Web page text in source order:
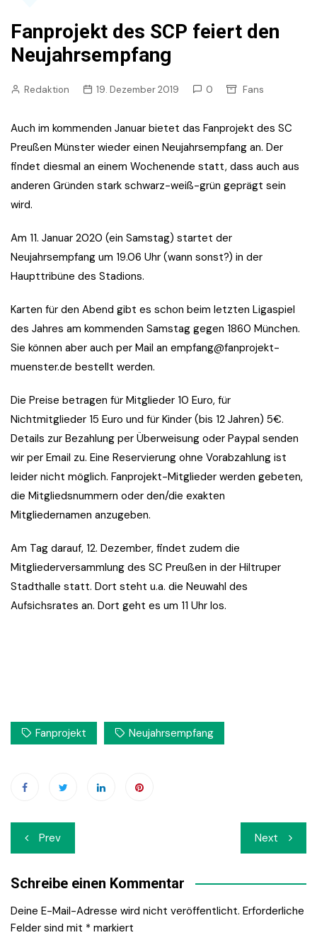
Fanprojekt des SCP feiert den
Neujahrsempfang
Redaktion 19. Dezember 2019 0 Fans
Auch im kommenden Januar bietet das Fanprojekt des SC
Preußen Münster wieder einen Neujahrsempfang an. Der
findet diesmal an einem Wochenende statt, dass auch aus
anderen Gründen stark schwarz-weiß-grün geprägt sein
wird.
Am 11. Januar 2020 (ein Samstag) startet der
Neujahrsempfang um 19.06 Uhr (wann sonst?) in der
Haupttribüne des Stadions.
Karten für den Abend gibt es schon beim letzten Ligaspiel
des Jahres am kommenden Samstag gegen 1860 München.
Sie können aber auch per Mail an empfang@fanprojekt-
muenster.de bestellt werden.
Die Preise betragen für Mitglieder 10 Euro, für
Nichtmitglieder 15 Euro und für Kinder (bis 12 Jahren) 5€.
Details zur Bezahlung per Überweisung oder Paypal senden
wir per Email zu. Eine Reservierung ohne Vorabzahlung ist
leider nicht möglich. Fanprojekt-Mitglieder werden gebeten,
die Mitgliedsnummern oder den/die exakten
Mitgliedernamen anzugeben.
Am Tag darauf, 12. Dezember, findet zudem die
Mitgliederversammlung des SC Preußen in der Hiltruper
Stadthalle statt. Dort steht u.a. die Neuwahl des
Aufsichsrates an. Dort geht es um 11 Uhr los.
Fanprojekt Neujahrsempfang
Beitrags-
Navigation
Prev Next
Schreibe einen Kommentar
Deine E-Mail-Adresse wird nicht veröffentlicht. Erforderliche
Felder sind mit * markiert